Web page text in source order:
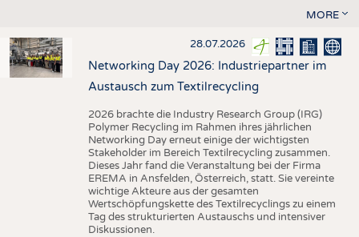
MORE
28.07.2026
Networking Day 2026: Industriepartner im
Austausch zum Textilrecycling
2026 brachte die Industry Research Group (IRG)
Polymer Recycling im Rahmen ihres jährlichen
Networking Day erneut einige der wichtigsten
Stakeholder im Bereich Textilrecycling zusammen.
Dieses Jahr fand die Veranstaltung bei der Firma
EREMA in Ansfelden, Österreich, statt. Sie vereinte
wichtige Akteure aus der gesamten
Wertschöpfungskette des Textilrecyclings zu einem
Tag des strukturierten Austauschs und intensiver
Diskussionen.